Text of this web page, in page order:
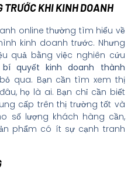
TRƯỚC KHI KINH DOANH
online thường tìm hiểu về
kinh doanh trước. Nhưng
quả bằng việc nghiên cứu
bí quyết kinh doanh thành
qua. Bạn cần tìm xem thị
họ là ai. Bạn chỉ cần biết
cấp trên thị trường tốt và
số lượng khách hàng cần,
phẩm có ít sự cạnh tranh